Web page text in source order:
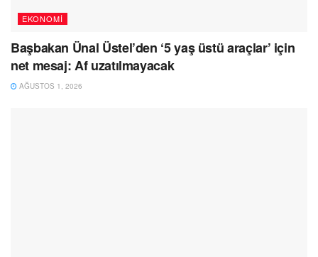
EKONOMI
Başbakan Ünal Üstel’den ‘5 yaş üstü araçlar’ için
net mesaj: Af uzatılmayacak
AĞUSTOS 1, 2026